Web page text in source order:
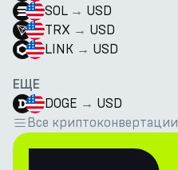
SOL → USD
TRX → USD
LINK → USD
ЕЩЕ
DOGE → USD
Все криптоконвертации